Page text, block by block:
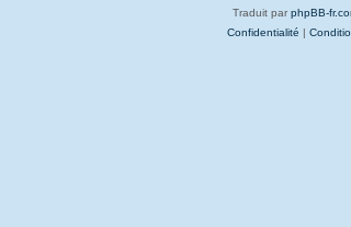
Traduit par phpBB-
Confidentialité |